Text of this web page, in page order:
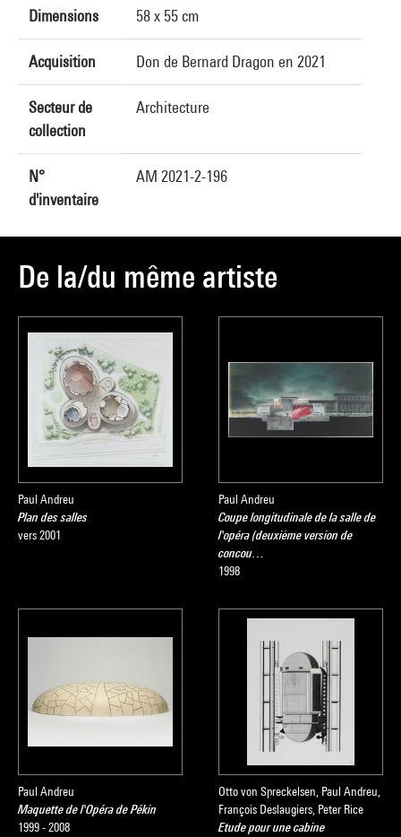
Dimensions 58 x 55 cm
Acquisition Don de Bernard Dragon en 2021
Secteur de
collection
Architecture
N°
d'inventaire
AM 2021-2-196
De la/du même artiste
Paul Andreu
Plan des salles
vers 2001
Paul Andreu
Coupe longitudinale de la salle de
l'opéra (deuxième version de
concou…
1998
Paul Andreu
Maquette de l'Opéra de Pékin
1999 - 2008
Otto von Spreckelsen, Paul Andreu,
François Deslaugiers, Peter Rice
Etude pour une cabine